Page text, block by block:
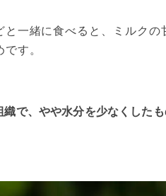
と一緒に食べると、ミルク
す。
織で、やや水分を少なくした